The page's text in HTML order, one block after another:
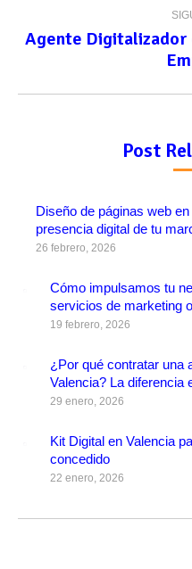
Agente Digitalizador
Post
Diseño de páginas web
presencia digital de tu
26 febrero, 2026
Cómo impulsamos tu
servicios de marketing
19 febrero, 2026
¿Por qué contratar una
Valencia? La diferencia
29 enero, 2026
Kit Digital en Valencia
concedido
22 enero, 2026